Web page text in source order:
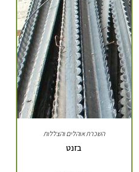
השכרת אוהלים והצללות
בזנט